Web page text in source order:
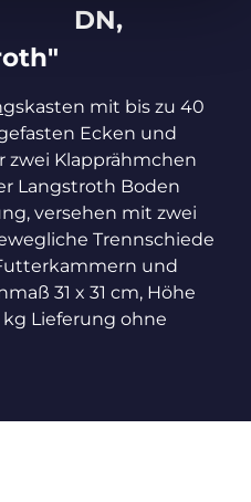
DN,
skasten mit bis zu 40
Ecken und
zwei Klapprähmchen
Langstroth Boden
versehen mit zwei
Trennschiede
und
31 x 31 cm, Höhe
kg Lieferung ohne